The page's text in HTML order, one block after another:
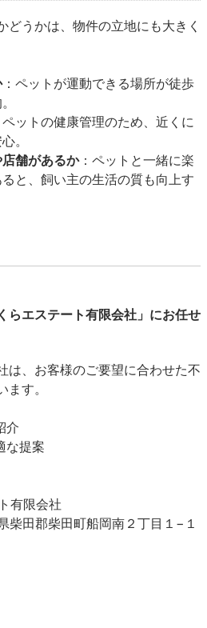
どうかは、物件の立地にも大きく
：ペットが運動できる場所が徒歩
ットの健康管理のため、近くに
。
舗があるか：ペットと一緒に楽
と、飼い主の生活の質も向上す
らエステート有限会社」にお任せ
は、お客様のご要望に合わせた不
す。
介
な提案
有限会社
田郡柴田町船岡南２丁目１−１